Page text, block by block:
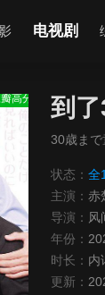
电视剧
高分 到
30歳ま
状态： 全
主演： 赤
导演： 风
年份：
时长： 内
更新：